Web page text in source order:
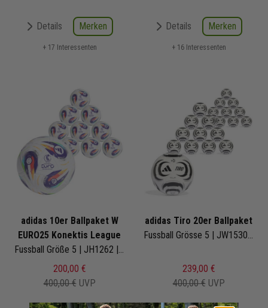
Details Merken
+ 17 Interessenten
Details Merken
+ 16 Interessenten
adidas 10er Ballpaket W
EURO25 Konektis League
Fussball Größe 5 | JH1262 | Frauen Europameisterschaft 2025 | EM-Ball
200,00 €
400,00 € UVP
adidas Tiro 20er Ballpaket
Fussball Grösse 5 | JW1530 | Fußbälle Set 20-teilig
239,00 €
400,00 € UVP